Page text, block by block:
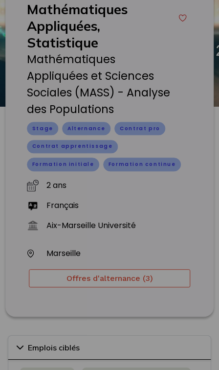
Mathématiques
Appliquées,
Statistique
Mathématiques
Appliquées et Sciences
Sociales (MASS) - Analyse
des Populations
Stage Alternance Contrat pro
Contrat apprentissage
Formation initiale Formation continue
2 ans
Français
Aix-Marseille Université
Marseille
Offres d'alternance (3)
Emplois ciblés